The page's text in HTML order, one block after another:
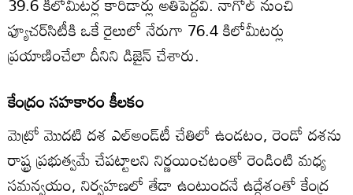
ఫ్యూచర్‌సిటీకి ఒకే రైలులో నేరుగా 76.4 కిలోమీటర్లు
ప్రయాణించేలా దీనిని డిజైన్‌ చేశారు.
కేంద్రం సహకారం కీలకం
మెట్రో మొదటి దశ ఎల్‌అండ్‌టీ చేతిలో ఉండటం, రెండో దశను
రాష్ట్ర ప్రభుత్వమే చేపట్టాలని నిర్ణయించటంతో రెండింటి మధ్య
సమన్వయం, నిర్వహణలో తేడా ఉంటుందనే ఉద్దేశంతో కేంద్ర